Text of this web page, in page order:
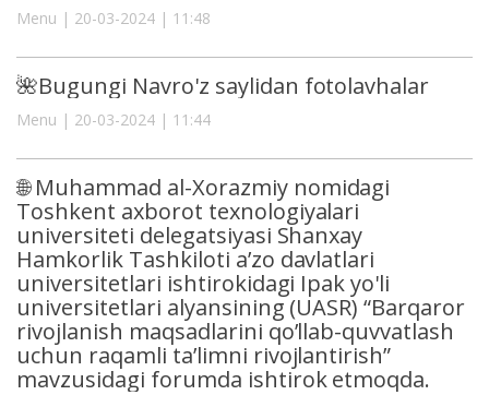
Menu | 20-03-2024 | 11:48
🌺Bugungi Navro'z saylidan fotolavhalar
Menu | 20-03-2024 | 11:44
🌐 Muhammad al-Xorazmiy nomidagi
Toshkent axborot texnologiyalari
universiteti delegatsiyasi Shanxay
Hamkorlik Tashkiloti a’zo davlatlari
universitetlari ishtirokidagi Ipak yo'li
universitetlari alyansining (UASR) “Barqaror
rivojlanish maqsadlarini qo’llab-quvvatlash
uchun raqamli ta’limni rivojlantirish”
mavzusidagi forumda ishtirok etmoqda.